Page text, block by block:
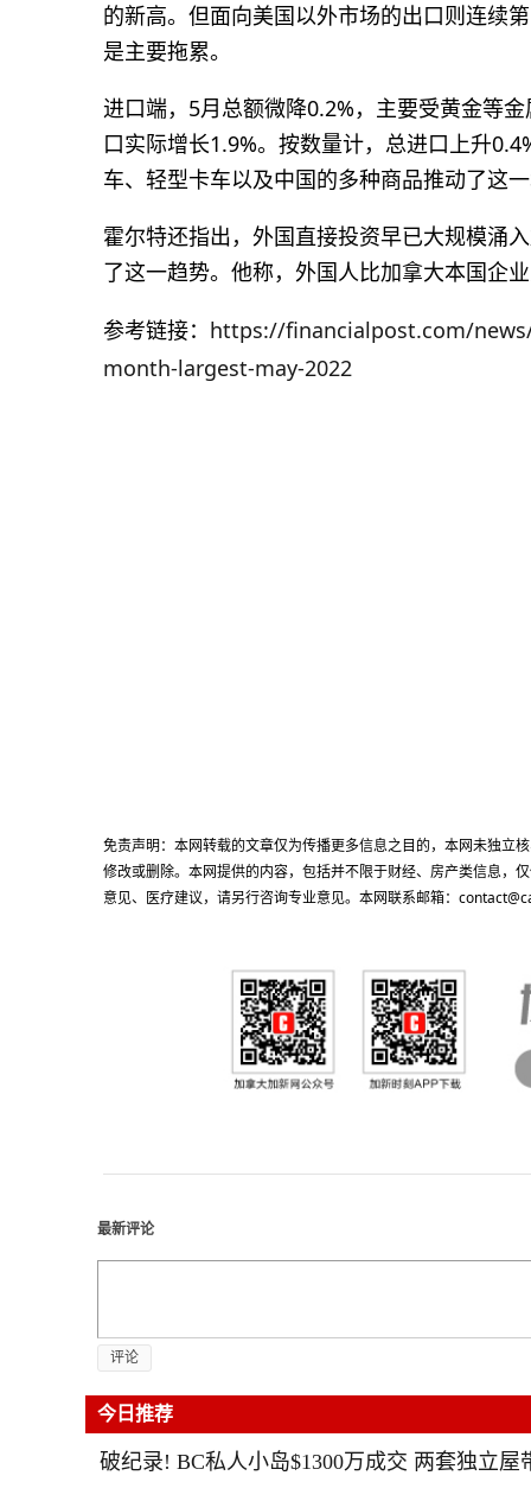
的新高。但面向美国以外市场的出口则连续
是主要拖累。
进口端，5月总额微降0.2%，主要受黄金等
口实际增长1.9%。按数量计，总进口上升
车、轻型卡车以及中国的多种商品推动了这
霍尔特还指出，外国直接投资早已大规模涌
了这一趋势。他称，外国人比加拿大本国企
参考链接： https://financialpost.com/
month-largest-may-2022
免责声明：本网转载的文章仅为传播更多信息之目的，本网未独立
修改或删除。本网提供的内容，包括并不限于财经、房产类信息，
意见、医疗建议，请另行咨询专业意见。本网联系邮箱：
最新评论
评论
今日推荐
破纪录! BC私人小岛$1300万成交 两套独立